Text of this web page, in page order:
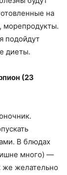
на
морепродукты.
подойдут
диеты.
(23
В блюдах
много) —
же желательно